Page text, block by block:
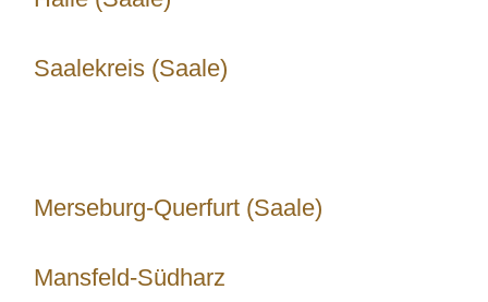
Saalekreis (Saale)
Merseburg-Querfurt (Saale)
Mansfeld-Südharz